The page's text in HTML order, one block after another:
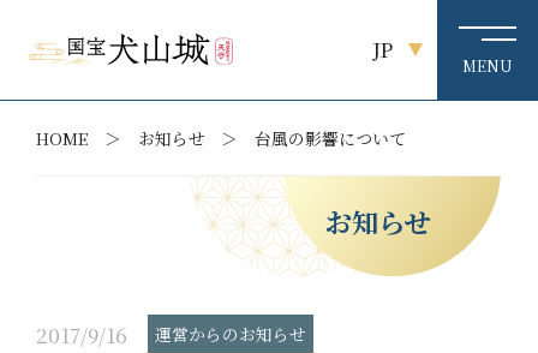
JP
HOME お知らせ 台風の影響について
お知らせ
2017/9/16 運営からのお知らせ